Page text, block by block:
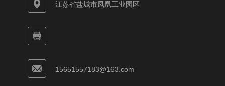
江苏省盐城市凤凰工业园区
15651557183@163.com